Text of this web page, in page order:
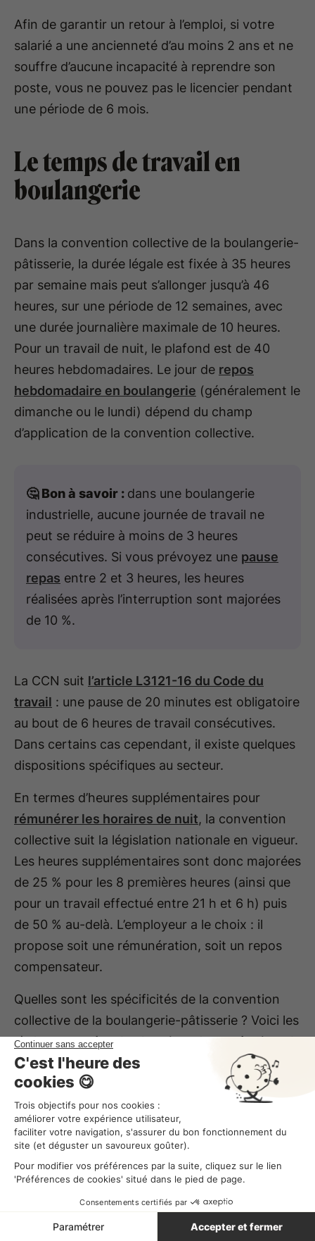
Afin de garantir un retour à l’emploi, si votre
salarié a une ancienneté d’au moins 2 ans et ne
souffre d’aucune incapacité à reprendre son
poste, vous ne pouvez pas le licencier pendant
une période de 6 mois.
Le temps de travail en
boulangerie
Dans la convention collective de la boulangerie-
pâtisserie, la durée légale est fixée à 35 heures
par semaine mais peut s’allonger jusqu’à 46
heures, sur une période de 12 semaines, avec
une durée journalière maximale de 10 heures.
Pour un travail de nuit, le plafond est de 40
heures hebdomadaires. Le jour de repos
hebdomadaire en boulangerie (généralement le
dimanche ou le lundi) dépend du champ
d’application de la convention collective.
🤔 Bon à savoir : dans une boulangerie
industrielle, aucune journée de travail ne
peut se réduire à moins de 3 heures
consécutives. Si vous prévoyez une pause
repas entre 2 et 3 heures, les heures
réalisées après l’interruption sont majorées
de 10 %.
La CCN suit l’article L3121-16 du Code du
travail : une pause de 20 minutes est obligatoire
au bout de 6 heures de travail consécutives.
Dans certains cas cependant, il existe quelques
dispositions spécifiques au secteur.
En termes d’heures supplémentaires pour
rémunérer les horaires de nuit, la convention
collective suit la législation nationale en vigueur.
Les heures supplémentaires sont donc majorées
de 25 % pour les 8 premières heures (ainsi que
pour un travail effectué entre 21 h et 6 h) puis
de 50 % au-delà. L’employeur a le choix : il
propose soit une rémunération, soit un repos
compensateur.
Quelles sont les spécificités de la convention
collective de la boulangerie-pâtisserie ? Voici les
règles pourgérer les horaires de vos équipes!
Le travail de nuit
Le travailleur de nuit, soit l’employé effectuant 3
heures entre 21 h et 6 h du matin au moins 2
fois par semaine, ou un minimum de 270 heures
majoration de 25 % et un repos compensateur
d’une journée par an. S’il dépasse 600 heures de